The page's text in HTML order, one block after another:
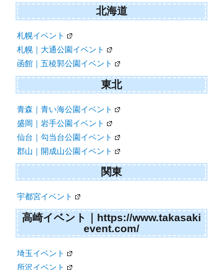
北海道
札幌イベント
札幌｜大通公園イベント
函館｜五稜郭公園イベント
東北
青森｜青い海公園イベント
盛岡｜岩手公園イベント
仙台｜勾当台公園イベント
郡山｜開成山公園イベント
関東
宇都宮イベント
高崎イベント｜https://www.takasaki
event.com/
埼玉イベント
所沢イベント